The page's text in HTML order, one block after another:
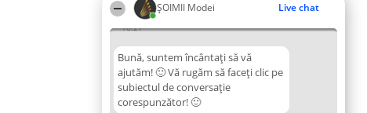
ȘOIMII Modei Live chat
16:27
Bună, suntem încântați să vă
ajutăm! 🙂 Vă rugăm să faceți clic pe
subiectul de conversație
corespunzător! 🙂